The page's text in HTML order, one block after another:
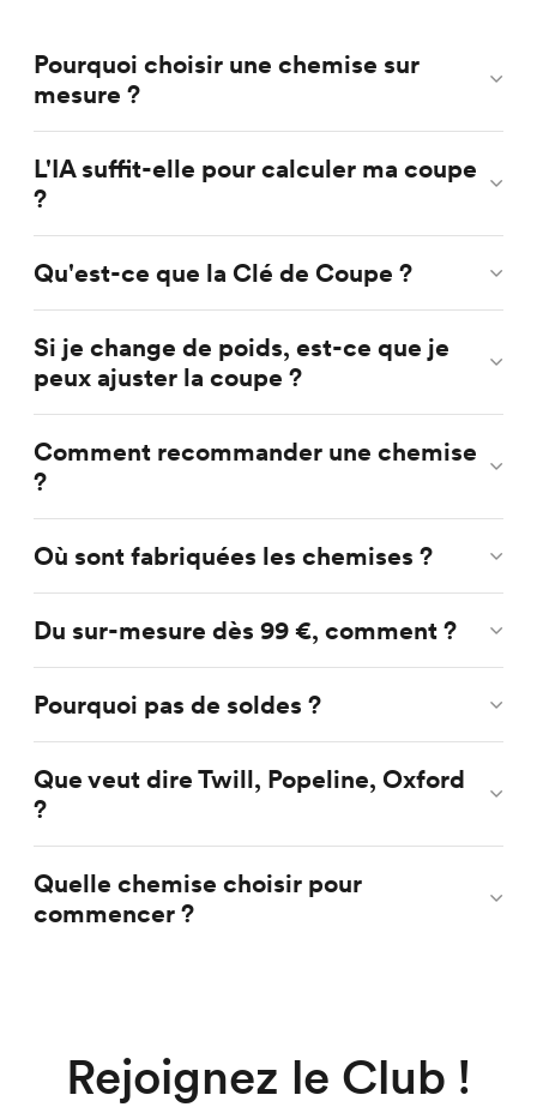
Pourquoi choisir une chemise sur
mesure ?
L'IA suffit-elle pour calculer ma coupe
?
Qu'est-ce que la Clé de Coupe ?
Si je change de poids, est-ce que je
peux ajuster la coupe ?
Comment recommander une chemise
?
Où sont fabriquées les chemises ?
Du sur-mesure dès 99 €, comment ?
Pourquoi pas de soldes ?
Que veut dire Twill, Popeline, Oxford
?
Quelle chemise choisir pour
commencer ?
Rejoignez le Club !